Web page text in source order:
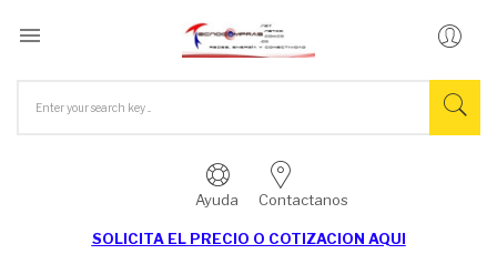

Ayuda Contactanos
SOLICITA EL PRECIO O COTIZACION AQUI